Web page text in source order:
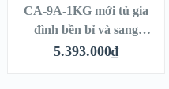
CA-9A-1KG mới tủ gia
đình bền bỉ và sang
trọng
5.393.000₫